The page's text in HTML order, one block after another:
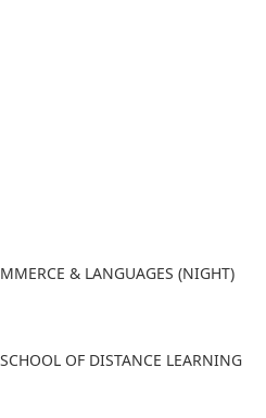
& LANGUAGES (NIGHT)
OF DISTANCE LEARNING